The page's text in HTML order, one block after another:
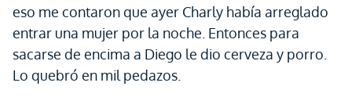
eso me contaron que ayer Charly había arreglado
entrar una mujer por la noche. Entonces para
sacarse de encima a Diego le dio cerveza y porro.
Lo quebró en mil pedazos.